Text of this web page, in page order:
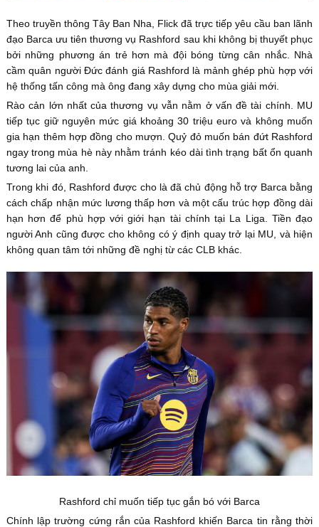
Theo truyền thông Tây Ban Nha, Flick đã trực tiếp yêu cầu ban lãnh
đạo Barca ưu tiên thương vụ Rashford sau khi không bị thuyết phục
bởi những phương án trẻ hơn mà đội bóng từng cân nhắc. Nhà
cầm quân người Đức đánh giá Rashford là mảnh ghép phù hợp với
hệ thống tấn công mà ông đang xây dựng cho mùa giải mới.
Rào cản lớn nhất của thương vụ vẫn nằm ở vấn đề tài chính. MU
tiếp tục giữ nguyên mức giá khoảng 30 triệu euro và không muốn
gia hạn thêm hợp đồng cho mượn. Quỷ đỏ muốn bán đứt Rashford
ngay trong mùa hè này nhằm tránh kéo dài tình trạng bất ổn quanh
tương lai của anh.
Trong khi đó, Rashford được cho là đã chủ động hỗ trợ Barca bằng
cách chấp nhận mức lương thấp hơn và một cấu trúc hợp đồng dài
hạn hơn để phù hợp với giới hạn tài chính tại La Liga. Tiền đạo
người Anh cũng được cho không có ý định quay trở lại MU, và hiện
không quan tâm tới những đề nghị từ các CLB khác.
Rashford chỉ muốn tiếp tục gắn bó với Barca
Chính lập trường cứng rắn của Rashford khiến Barca tin rằng thời